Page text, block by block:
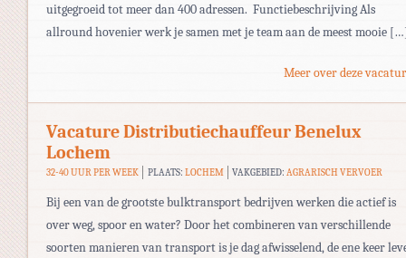
uitgegroeid tot meer dan 400 adressen. Functiebeschrijving Als
allround hovenier werk je samen met je team aan de meest mooie
Meer over deze
Vacature Distributiechauffeur Benelux
Lochem
32-40 UUR PER WEEK PLAATS: LOCHEM VAKGEBIED:AGRARISCH VERVOER
Bij een van de grootste bulktransport bedrijven werken die actief is
over weg, spoor en water? Door het combineren van verschillende
soorten manieren van transport is je dag afwisselend, de ene keer